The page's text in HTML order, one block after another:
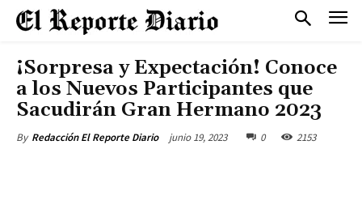
¡Sorpresa y Expectación! Conoce
a los Nuevos Participantes que
Sacudirán Gran Hermano 2023
By Redacción El Reporte Diario junio 19, 2023 0 2153